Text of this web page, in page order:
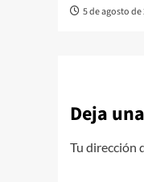
5 de agosto de
Deja
Tu dirección